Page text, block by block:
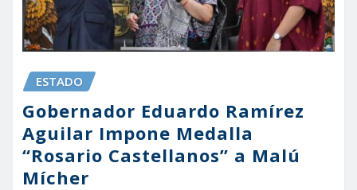
ESTADO
Gobernador Eduardo Ramírez
Aguilar Impone Medalla
“Rosario Castellanos” a Malú
Mícher